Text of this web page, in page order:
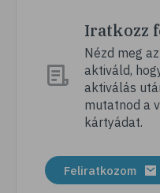
#
# megfázás
# influenza
# fertőző betegségek
# köhögés
Iratkozz
Nézd meg
aktiváld,
aktiválás
mutatnod a
kártyádat.
Feliratkozom